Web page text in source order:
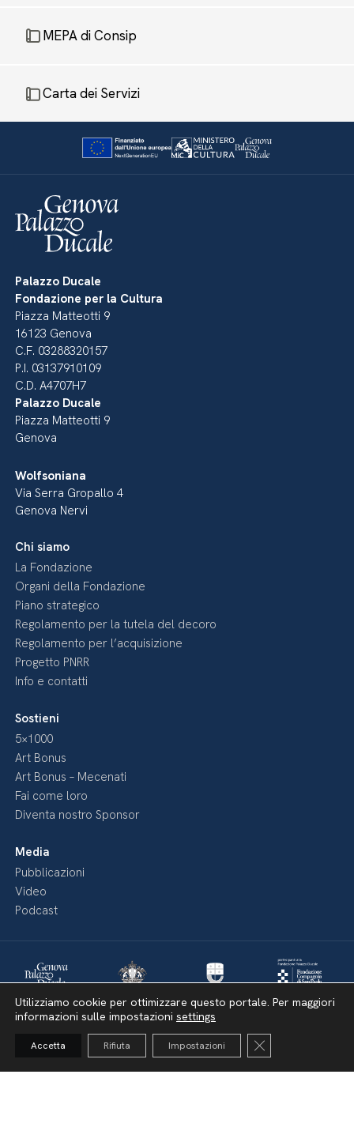
MEPA di Consip
Carta dei Servizi
Palazzo Ducale
Fondazione per la Cultura
Piazza Matteotti 9
16123 Genova
C.F. 03288320157
P.I. 03137910109
C.D. A4707H7
Palazzo Ducale
Piazza Matteotti 9
Genova
Wolfsoniana
Via Serra Gropallo 4
Genova Nervi
Chi siamo
La Fondazione
Organi della Fondazione
Piano strategico
Regolamento per la tutela del decoro
Regolamento per l’acquisizione
Progetto PNRR
Info e contatti
Sostieni
5×1000
Art Bonus
Art Bonus – Mecenati
Fai come loro
Diventa nostro Sponsor
Media
Pubblicazioni
Video
Podcast
Utilizziamo cookie per ottimizzare questo portale. Per maggiori
informazioni sulle impostazioni settings
Accetta Rifiuta Impostazioni Close GDPR